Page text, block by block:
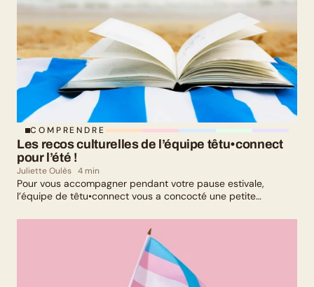
COMPRENDRE
Les recos culturelles de l’équipe têtu•connect
pour l’été !
Juliette Oulès 4 min
Pour vous accompagner pendant votre pause estivale,
l’équipe de têtu•connect vous a concocté une petite
culturelle : il y en a pour tous les goûts !